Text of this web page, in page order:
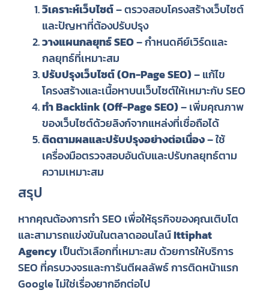
วิเคราะห์เว็บไซต์– ตรวจสอบโครงสร้างเว็บไซต์
และปัญหาที่ต้องปรับปรุง
วางแผนกลยุทธ์ SEO– กำหนดคีย์เวิร์ดและ
กลยุทธ์ที่เหมาะสม
ปรับปรุงเว็บไซต์ (On-Page SEO)– แก้ไข
โครงสร้างและเนื้อหาบนเว็บไซต์ให้เหมาะกับ SEO
ทำ Backlink (Off-Page SEO)– เพิ่มคุณภาพ
ของเว็บไซต์ด้วยลิงก์จากแหล่งที่เชื่อถือได้
ติดตามผลและปรับปรุงอย่างต่อเนื่อง– ใช้
เครื่องมือตรวจสอบอันดับและปรับกลยุทธ์ตาม
ความเหมาะสม
สรุป
หากคุณต้องการทำ SEO เพื่อให้ธุรกิจของคุณเติบโต
และสามารถแข่งขันในตลาดออนไลน์Ittiphat
Agencyเป็นตัวเลือกที่เหมาะสม ด้วยการให้บริการ
SEO ที่ครบวงจรและการันตีผลลัพธ์ การติดหน้าแรก
Google ไม่ใช่เรื่องยากอีกต่อไป